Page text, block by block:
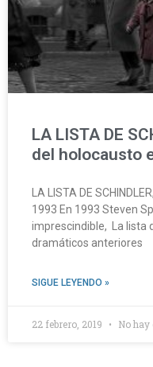
LA LISTA DE
del holocausto
LA LISTA DE
1993 En 1993 Steven
imprescindible, La lista
dramáticos anteriores
SIGUE LEYENDO »
22 febrero, 2019 No